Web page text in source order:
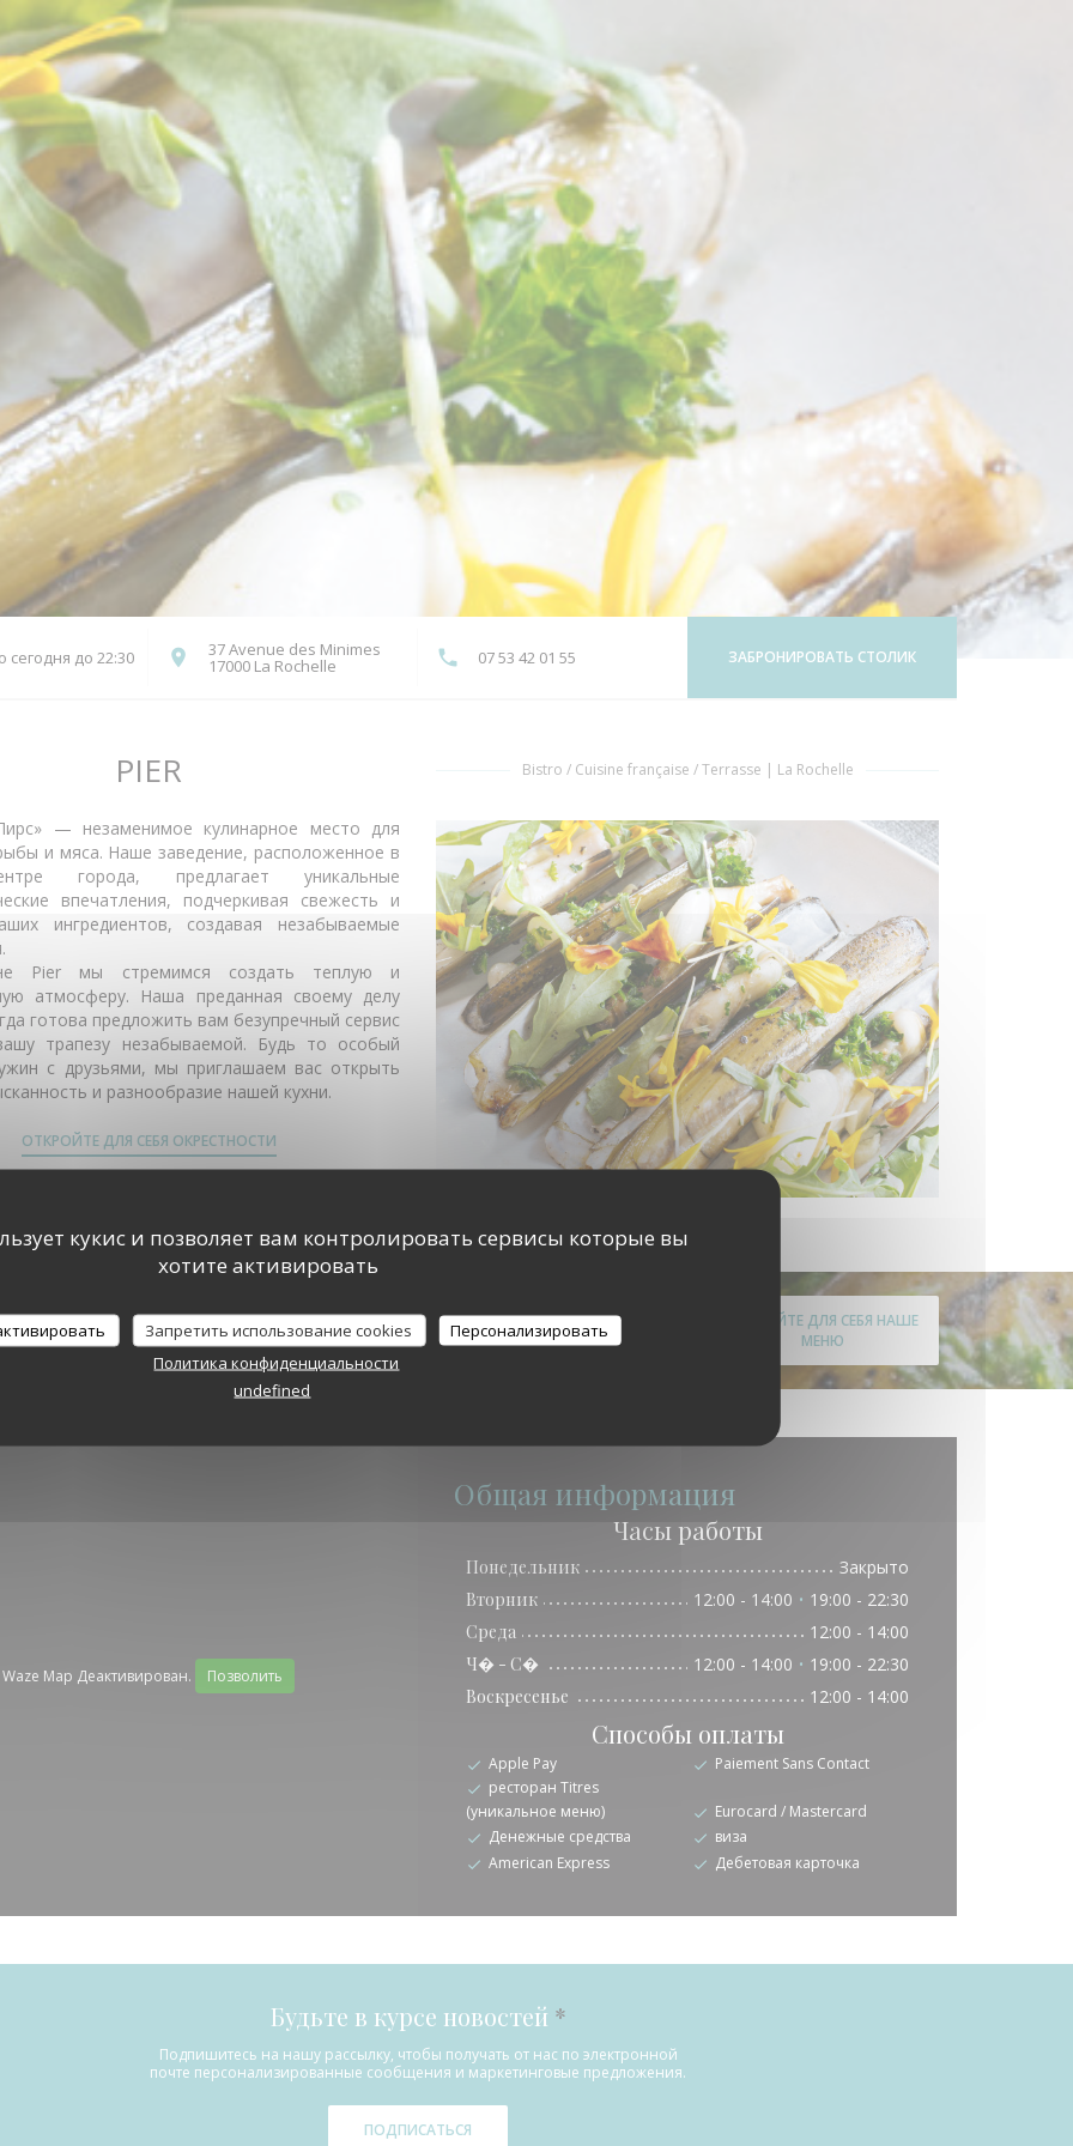
кукис и позволяет вам контролировать сервисы которые вы
хотите активировать
Запретить использование cookies
Персонализировать
Политика конфиденциальности
undefined
сегодня до 22:30 37 Avenue des Minimes
17000 La Rochelle ((открывается в новом окне))
07 53 42 01 55 ЗАБРОНИРОВАТЬ СТОЛИК
PIER Bistro / Cuisine française / Terrasse | La Rochelle
— незаменимое кулинарное место для
и мяса. Наше заведение, расположенное в
города, предлагает уникальные
впечатления, подчеркивая свежесть и
ингредиентов, создавая незабываемые
Pier мы стремимся создать теплую и
атмосферу. Наша преданная своему делу
готова предложить вам безупречный сервис
трапезу незабываемой. Будь то особый
с друзьями, мы приглашаем вас открыть
и разнообразие нашей кухни.
ОТКРОЙТЕ ДЛЯ СЕБЯ ОКРЕСТНОСТИ
для себя наше меню
ОТКРОЙТЕ ДЛЯ СЕБЯ НАШЕ
МЕНЮ
Waze Map Деактивирован. Позволить
Общая информация
Часы работы
Понедельник
Закрыто
Вторник
12:00 - 14:00 • 19:00 - 22:30
Среда
12:00 - 14:00
Ч� - С� 12:00 - 14:00 • 19:00 - 22:30
Воскресенье
12:00 - 14:00
Способы оплаты
Apple Pay
Paiement Sans Contact
ресторан Titres
(уникальное меню)
Eurocard / Mastercard
Денежные средства
виза
American Express
Дебетовая карточка
Будьте в курсе новостей *
Подпишитесь на нашу рассылку, чтобы получать от нас по электронной
почте персонализированные сообщения и маркетинговые предложения.
ПОДПИСАТЬСЯ